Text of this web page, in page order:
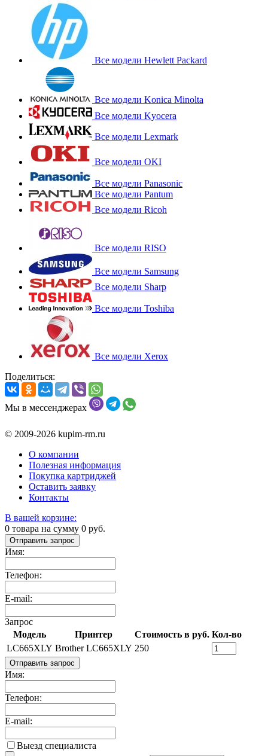
Все модели Hewlett Packard
Все модели Konica Minolta
Все модели Kyocera
Все модели Lexmark
Все модели OKI
Все модели Panasonic
Все модели Pantum
Все модели Ricoh
Все модели RISO
Все модели Samsung
Все модели Sharp
Все модели Toshiba
Все модели Xerox
Поделиться:
Мы в мессенджерах
© 2009-2026 kupim-rm.ru
О компании
Полезная информация
Покупка картриджей
Оставить заявку
Контакты
В вашей корзине:
0 товара на сумму 0 руб.
Отправить запрос
Имя:
Телефон:
E-mail:
Запрос
Модель
Принтер Стоимость в руб. Кол-во
LC665XLY Brother LC665XLY 250
Отправить запрос
Имя:
Телефон:
E-mail:
Выезд специалиста